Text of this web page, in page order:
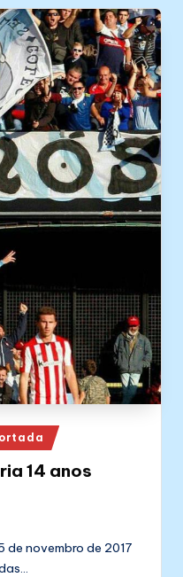
14 anos
novembro de 2017